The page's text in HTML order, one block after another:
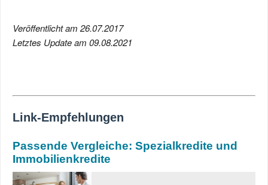
Veröffentlicht am 26.07.2017
Letztes Update am 09.08.2021
Link-Empfehlungen
Passende Vergleiche: Spezialkredite und
Immobilienkredite